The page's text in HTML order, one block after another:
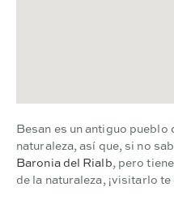
Besan es un antiguo pueblo
naturaleza, así que, si no
Baronia del Rialb,pero
de la naturaleza, ¡visitarlo